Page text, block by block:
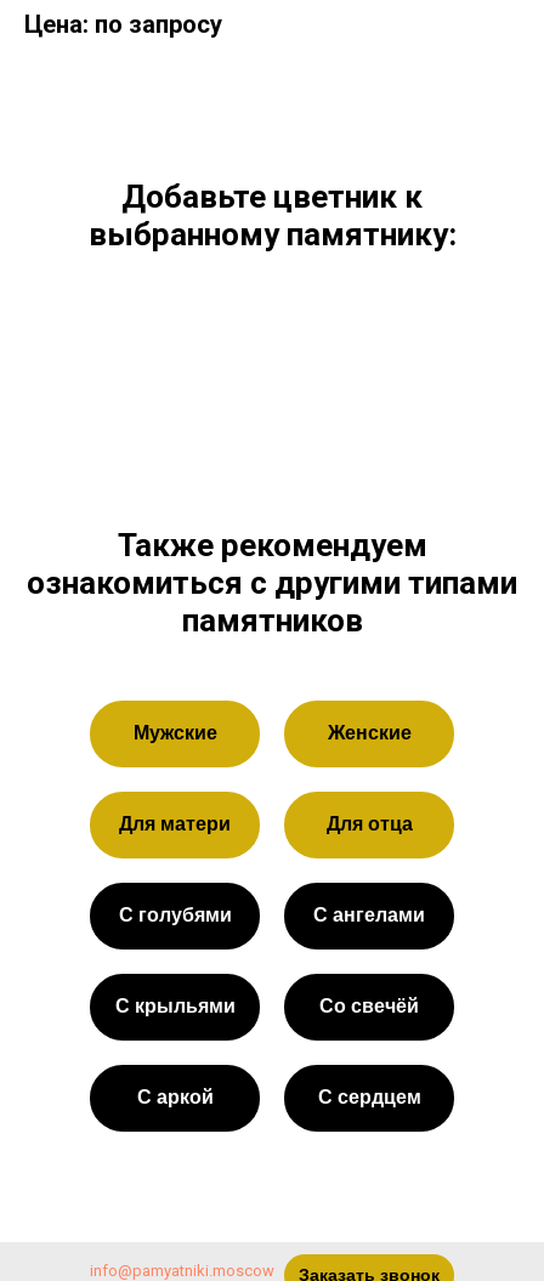
Цена: по запросу
Добавьте цветник к
выбранному памятнику:
Также рекомендуем
ознакомиться с другими типами
памятников
Мужские Женские
Для отца
Для матери
С ангелами
С голубями
Со свечёй
С сердцем
С аркой
С крыльями
info@pamyatniki.moscow Заказать звонок